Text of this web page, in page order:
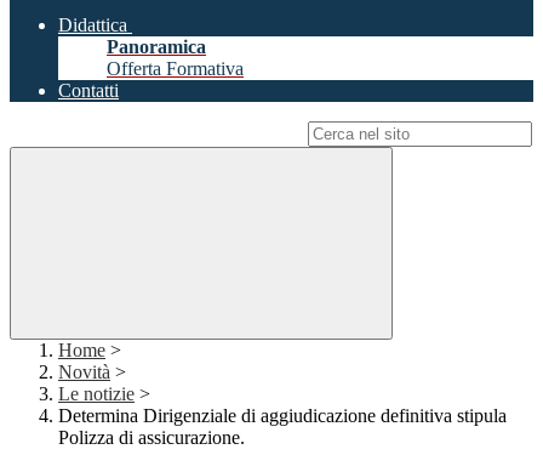
Didattica
Panoramica
Offerta Formativa
Contatti
Home >
Novità >
Le notizie >
Determina Dirigenziale di aggiudicazione definitiva stipula
Polizza di assicurazione.